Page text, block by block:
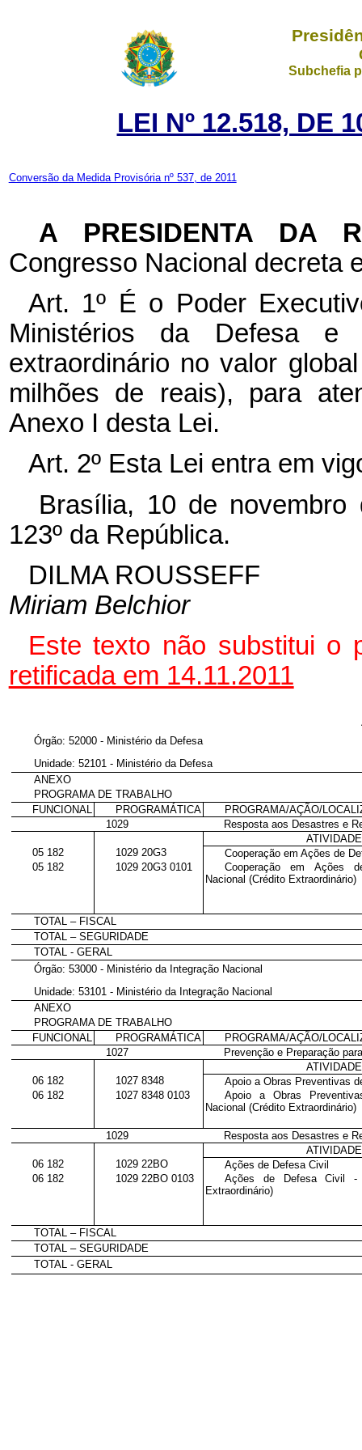
Subchefia
LEI Nº 12.518, DE
Conversão da Medida Provisória nº 537, de 2011
A PRESIDENTA DA
Congresso Nacional decreta
Art. 1º É o Poder
Ministérios da Defesa e
extraordinário no valor
milhões de reais), para
Anexo I desta Lei.
Art. 2º Esta Lei entra em
Brasília, 10 de novembro
123º da República.
DILMA ROUSSEFF
Miriam Belchior
Este texto não substitui o
retificada em 14.11.2011
Órgão: 52000 - Ministério da Defesa
Unidade: 52101 - Ministério da Defesa
ANEXO
PROGRAMA DE TRABALHO
FUNCIONAL
PROGRAMÁTICA
PROGRAMA/AÇÃO/
1029
Resposta aos Desastres e
05 182
1029 20G3
Cooperação em Ações de
05 182
1029 20G3 0101
Cooperação em Ações
Nacional (Crédito Extraordinário)
TOTAL – FISCAL
TOTAL – SEGURIDADE
TOTAL - GERAL
Órgão: 53000 - Ministério da Integração Nacional
Unidade: 53101 - Ministério da Integração Nacional
ANEXO
PROGRAMA DE TRABALHO
FUNCIONAL
PROGRAMÁTICA
PROGRAMA/AÇÃO/
1027
Prevenção e Preparação
06 182
1027 8348
Apoio a Obras Preventivas
06 182
1027 8348 0103
Apoio a Obras
Nacional (Crédito Extraordinário)
1029
Resposta aos Desastres e
06 182
1029 22BO
Ações de Defesa Civil
06 182
1029 22BO 0103
Ações de Defesa Civil -
Extraordinário)
TOTAL – FISCAL
TOTAL – SEGURIDADE
TOTAL - GERAL